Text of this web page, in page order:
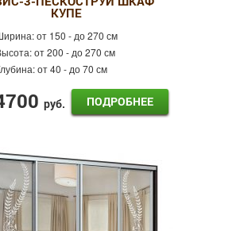
КУПЕ
от 150 - до 270 см
от 200 - до 270 см
от 40 - до 70 см
руб. ПОДРОБНЕЕ